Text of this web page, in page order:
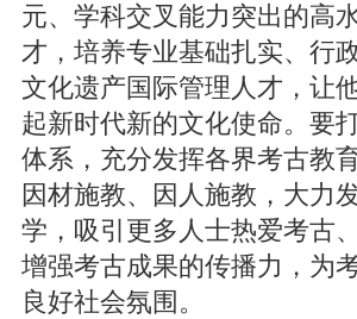
元、学科交叉能力突出的高
才，培养专业基础扎实、行
文化遗产国际管理人才，让
起新时代新的文化使命。要
体系，充分发挥各界考古教
因材施教、因人施教，大力
学，吸引更多人士热爱考古
增强考古成果的传播力，为
良好社会氛围。